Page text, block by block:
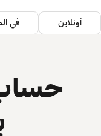
أونلاين في